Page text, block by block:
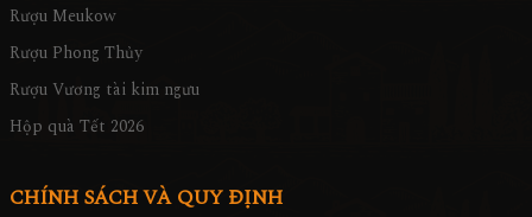
Rượu Meukow
Rượu Phong Thủy
Rượu Vương tài kim ngưu
Hộp quà Tết 2026
CHÍNH SÁCH VÀ QUY ĐỊNH